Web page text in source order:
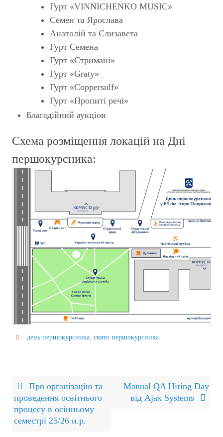
Гурт «VINNICHENKO MUSIC»
Семен та Ярослава
Анатолій та Єлизавета
Гурт Семена
Гурт «Стримані»
Гурт «Graty»
Гурт «Coppersulf»
Гурт «Пропиті речі»
Благодійний аукціон
Схема розміщення локацій на Дні
першокурсника:
день першокурсника,свято першокурсника.
Про організацію та
проведення освітнього
процесу в осінньому
семестрі 25/26 н.р.
Manual QA Hiring Day
від Ajax Systems